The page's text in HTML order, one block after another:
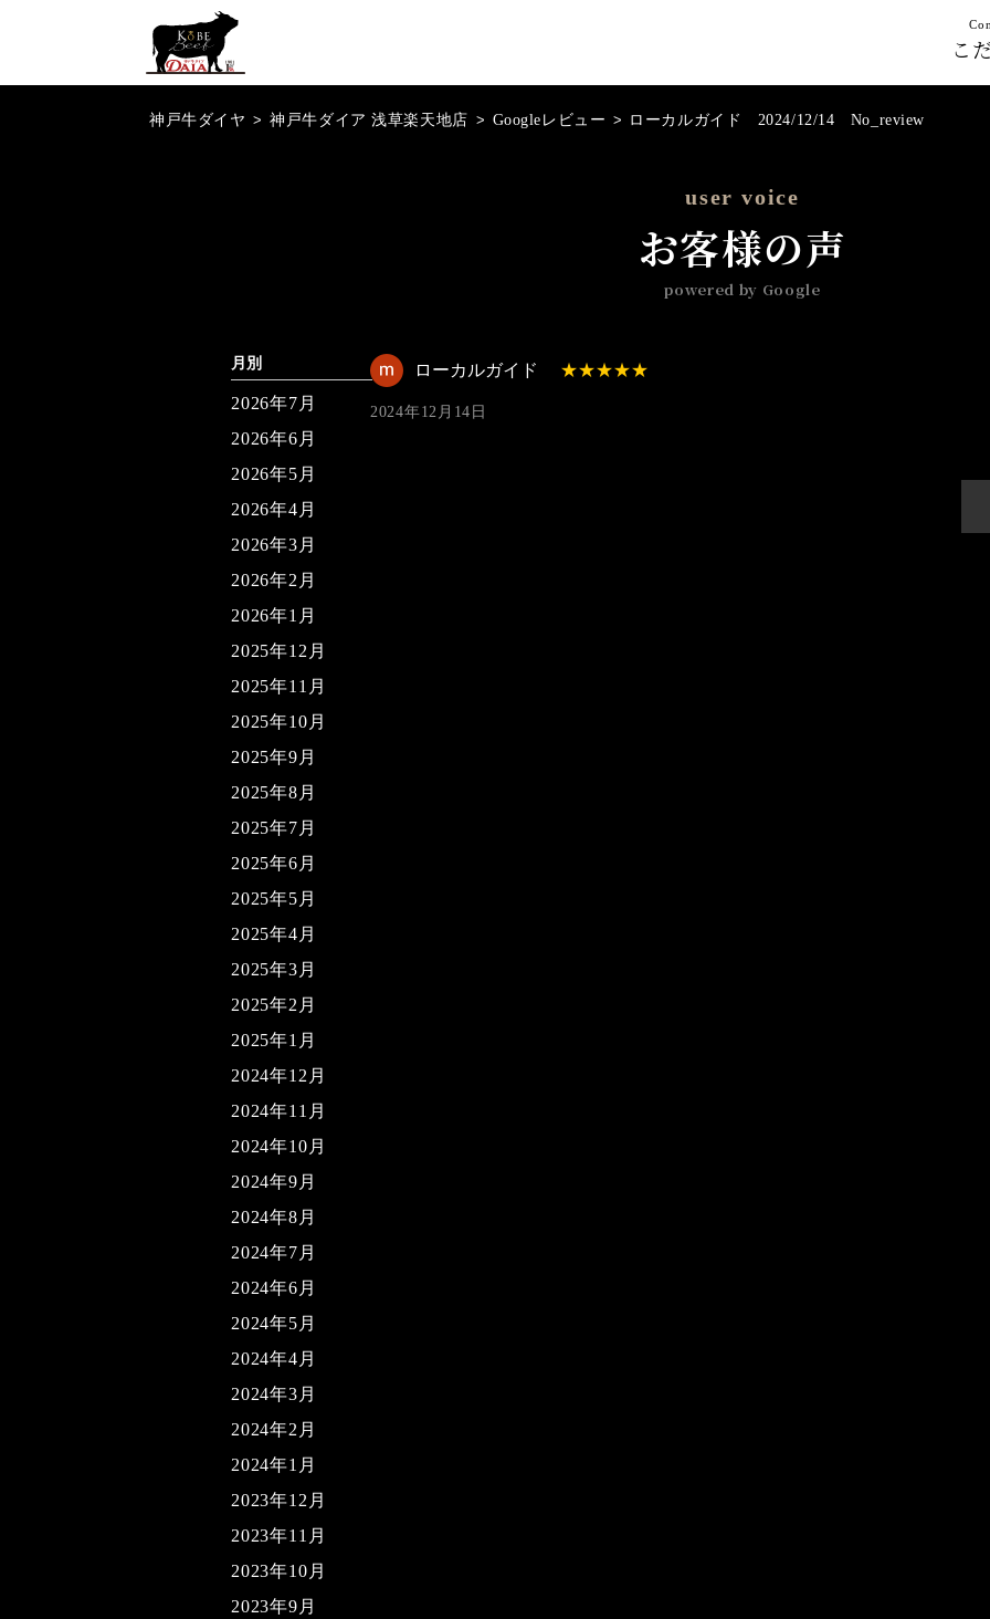
こ
神戸牛ダイヤ > 神戸牛ダイア 浅草楽天地店 > Googleレビュー > ローカルガイド 2024/12/14 No_review
user voice
お客様の声
powered by Google
ローカルガイド
2024年12月14日
月別
2026年7月
2026年6月
2026年5月
2026年4月
2026年3月
2026年2月
2026年1月
2025年12月
2025年11月
2025年10月
2025年9月
2025年8月
2025年7月
2025年6月
2025年5月
2025年4月
2025年3月
2025年2月
2025年1月
2024年12月
2024年11月
2024年10月
2024年9月
2024年8月
2024年7月
2024年6月
2024年5月
2024年4月
2024年3月
2024年2月
2024年1月
2023年12月
2023年11月
2023年10月
2023年9月